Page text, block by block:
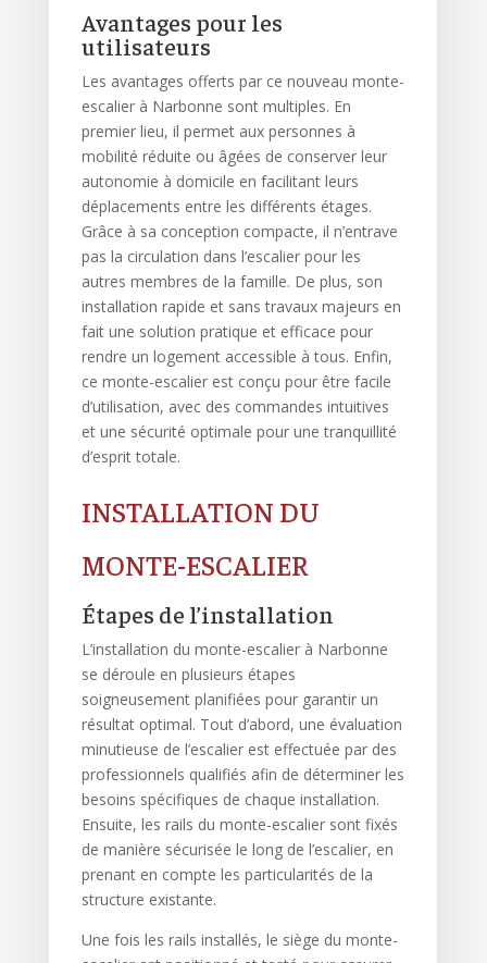
Avantages pour les
utilisateurs
Les avantages offerts par ce nouveau monte-
escalier à Narbonne sont multiples. En
premier lieu, il permet aux personnes à
mobilité réduite ou âgées de conserver leur
autonomie à domicile en facilitant leurs
déplacements entre les différents étages.
Grâce à sa conception compacte, il n’entrave
pas la circulation dans l’escalier pour les
autres membres de la famille. De plus, son
installation rapide et sans travaux majeurs en
fait une solution pratique et efficace pour
rendre un logement accessible à tous. Enfin,
ce monte-escalier est conçu pour être facile
d’utilisation, avec des commandes intuitives
et une sécurité optimale pour une tranquillité
d’esprit totale.
INSTALLATION DU
MONTE-ESCALIER
Étapes de l’installation
L’installation du monte-escalier à Narbonne
se déroule en plusieurs étapes
soigneusement planifiées pour garantir un
résultat optimal. Tout d’abord, une évaluation
minutieuse de l’escalier est effectuée par des
professionnels qualifiés afin de déterminer les
besoins spécifiques de chaque installation.
Ensuite, les rails du monte-escalier sont fixés
de manière sécurisée le long de l’escalier, en
prenant en compte les particularités de la
structure existante.
Une fois les rails installés, le siège du monte-